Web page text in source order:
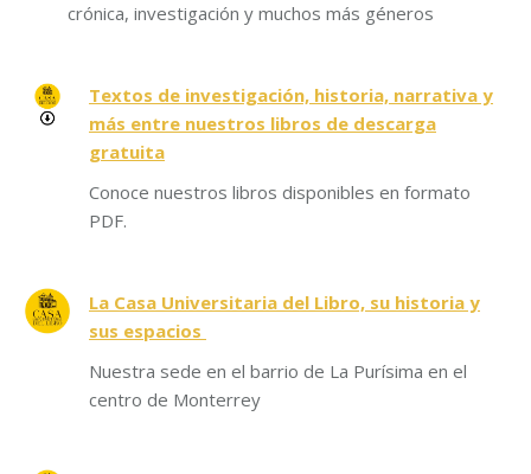
crónica, investigación y muchos más géneros
Textos de investigación, historia, narrativa y
más entre nuestros libros de descarga
gratuita
Conoce nuestros libros disponibles en formato
PDF.
La Casa Universitaria del Libro, su historia y
sus espacios
Nuestra sede en el barrio de La Purísima en el
centro de Monterrey